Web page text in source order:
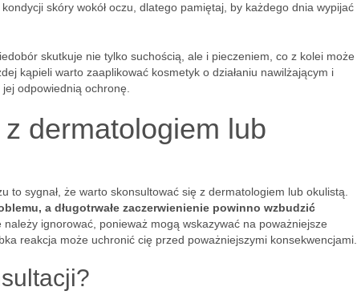
skóry wokół oczu, dlatego pamiętaj, by każdego dnia wypijać
skutkuje nie tylko suchością, ale i pieczeniem, co z kolei może
kąpieli warto zaaplikować kosmetyk o działaniu nawilżającym i
odpowiednią ochronę.
dermatologiem lub
sygnał, że warto skonsultować się z dermatologiem lub okulistą.
a długotrwałe zaczerwienienie powinno wzbudzić
ignorować, ponieważ mogą wskazywać na poważniejsze
reakcja może uchronić cię przed poważniejszymi konsekwencjami.